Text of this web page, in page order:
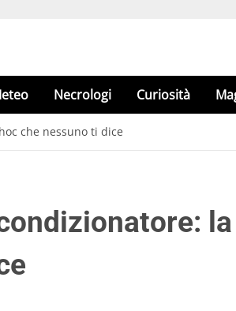
Necrologi Curiosità
che nessuno ti dice